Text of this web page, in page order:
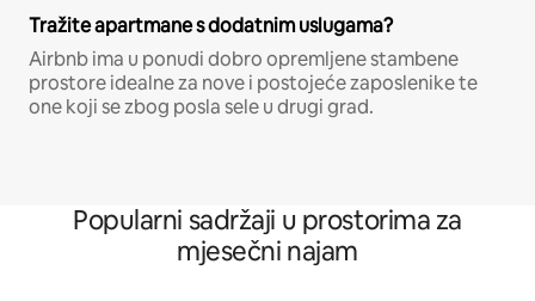
Tražite apartmane s dodatnim uslugama?
Airbnb ima u ponudi dobro opremljene stambene
prostore idealne za nove i postojeće zaposlenike te
one koji se zbog posla sele u drugi grad.
Popularni sadržaji u prostorima za
mjesečni najam